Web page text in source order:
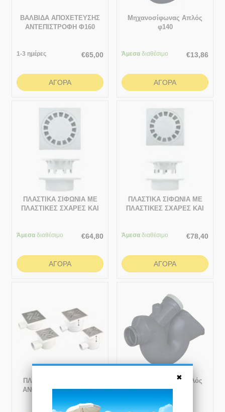
ΒΑΛΒΙΔΑ ΑΠΟΧΕΤΕΥΣΗΣ
ΑΝΤΕΠΙΣΤΡΟΦΗ Φ160
1-3 ημέρες €65,00
ΑΓΟΡΆ
Μηχανοσίφωνας Απλός
φ140
Άμεσα διαθέσιμο €13,86
ΑΓΟΡΆ
ΠΛΑΣΤΙΚΑ ΣΙΦΩΝΙΑ ΜΕ
ΠΛΑΣΤΙΚΕΣ ΣΧΑΡΕΣ ΚΑΙ
ΣΥΣΚΕΥΑΣΙΑ 100x100
Άμεσα διαθέσιμο €64,80
ΑΓΟΡΆ
ΠΛΑΣΤΙΚΑ ΣΙΦΩΝΙΑ ΜΕ
ΠΛΑΣΤΙΚΕΣ ΣΧΑΡΕΣ ΚΑΙ
ΣΥΣΚΕΥΑΣΙΑ 150x150
Άμεσα διαθέσιμο €78,40
ΑΓΟΡΆ
ΠΛΑΣΤΙΚΑ ΣΙΦΩΝΙΑ ΜΕ
ΑΝΟΞΕΙΔΩΤΕΣ ΣΧΑΡΕΣ
150x150
Μηχανοσίφωνας Απλός
φ160